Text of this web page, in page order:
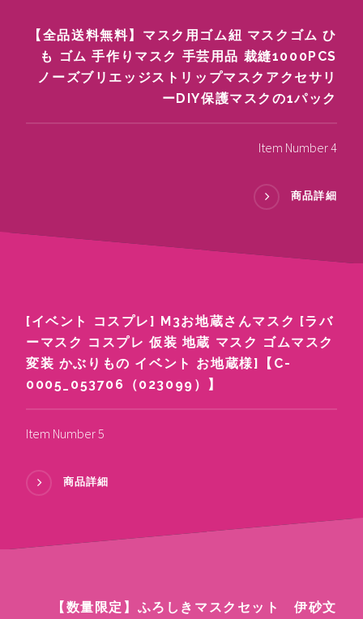
【全品送料無料】マスク用ゴム紐 マスクゴム ひ
も ゴム 手作りマスク 手芸用品 裁縫1000PCS
ノーズブリエッジストリップマスクアクセサリ
ーDIY保護マスクの1パック
Item Number 4
商品詳細
[イベント コスプレ] M3お地蔵さんマスク [ラバ
ーマスク コスプレ 仮装 地蔵 マスク ゴムマスク
変装 かぶりもの イベント お地蔵様]【C-
0005_053706（023099）】
Item Number 5
商品詳細
【数量限定】ふろしきマスクセット 伊砂文